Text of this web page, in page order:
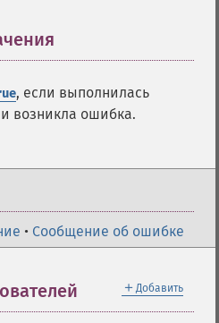
, если выполнилась
возникла ошибка.
• Сообщение об ошибке
＋ Добавить